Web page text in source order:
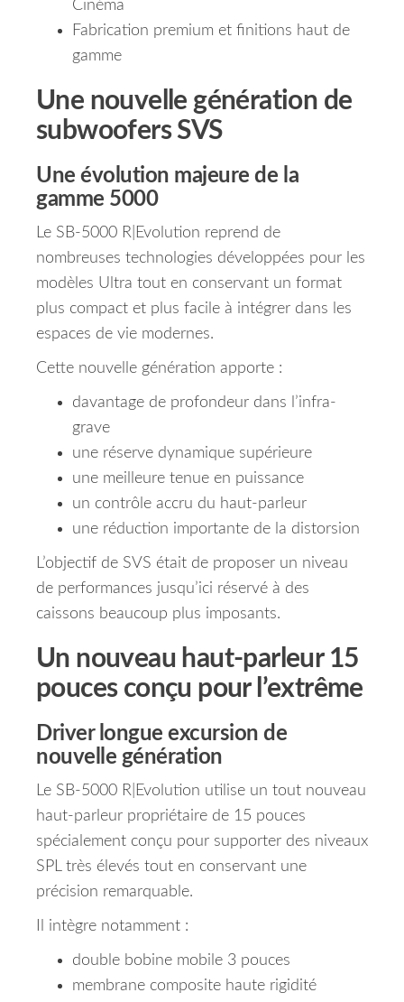
Cinéma
Fabrication premium et finitions haut de
gamme
Une nouvelle génération de
subwoofers SVS
Une évolution majeure de la
gamme 5000
Le SB-5000 R|Evolution reprend de
nombreuses technologies développées pour les
modèles Ultra tout en conservant un format
plus compact et plus facile à intégrer dans les
espaces de vie modernes.
Cette nouvelle génération apporte :
davantage de profondeur dans l’infra-
grave
une réserve dynamique supérieure
une meilleure tenue en puissance
un contrôle accru du haut-parleur
une réduction importante de la distorsion
L’objectif de SVS était de proposer un niveau
de performances jusqu’ici réservé à des
caissons beaucoup plus imposants.
Un nouveau haut-parleur 15
pouces conçu pour l’extrême
Driver longue excursion de
nouvelle génération
Le SB-5000 R|Evolution utilise un tout nouveau
haut-parleur propriétaire de 15 pouces
spécialement conçu pour supporter des niveaux
SPL très élevés tout en conservant une
précision remarquable.
Il intègre notamment :
double bobine mobile 3 pouces
membrane composite haute rigidité